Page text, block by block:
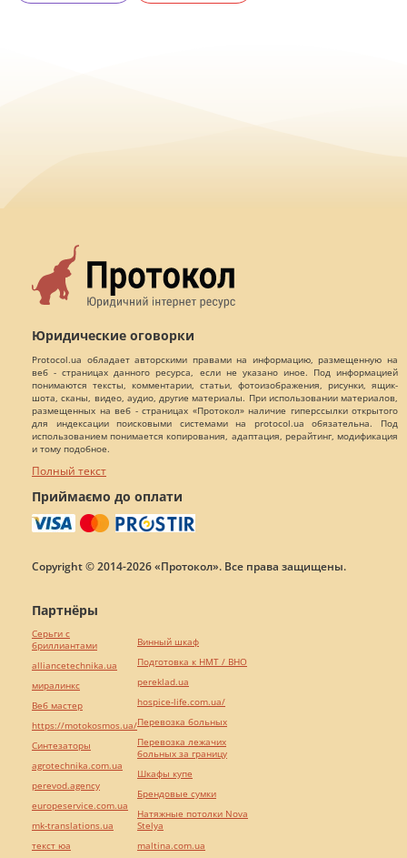
Юридические оговорки
Protocol.ua обладает авторскими правами на информацию, размещенную на
веб - страницах данного ресурса, если не указано иное. Под информацией
понимаются тексты, комментарии, статьи, фотоизображения, рисунки, ящик-
шота, сканы, видео, аудио, другие материалы. При использовании материалов,
размещенных на веб - страницах «Протокол» наличие гиперссылки открытого
для индексации поисковыми системами на protocol.ua обязательна. Под
использованием понимается копирования, адаптация, рерайтинг, модификация
и тому подобное.
Полный текст
Приймаємо до оплати
Copyright © 2014-2026 «Протокол». Все права защищены.
Партнёры
Серьги с
бриллиантами
alliancetechnika.ua
миралинкс
Веб мастер
https://motokosmos.ua/
Синтезаторы
agrotechnika.com.ua
perevod.agency
europeservice.com.ua
mk-translations.ua
текст юа
Винный шкаф
Подготовка к НМТ / ВНО
pereklad.ua
hospice-life.com.ua/
Перевозка больных
Перевозка лежачих
больных за границу
Шкафы купе
Брендовые сумки
Натяжные потолки Nova
Stelya
maltina.com.ua